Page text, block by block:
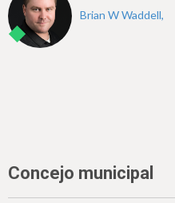
Brian W Waddell,
Concejo municipal